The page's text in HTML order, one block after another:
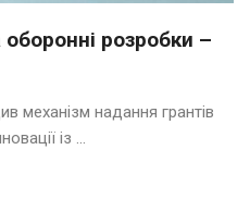
розробки –
механізм надання грантів
із ...